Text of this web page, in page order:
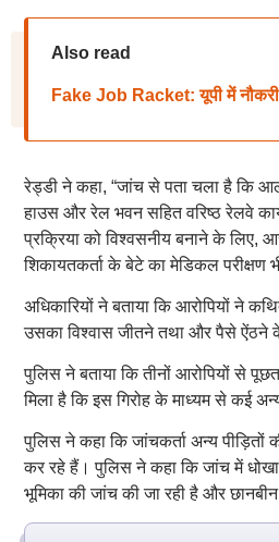
Also read
Fake Job Racket: यूपी में नौकरी
रेड्डी ने कहा, “जांच से पता चला है कि
हाउस और रेल भवन सहित वरिष्ठ रेलवे
प्रक्रिया को विश्वसनीय बनाने के लिए,
शिकायतकर्ता के बेटे का मेडिकल परीक्षण
अधिकारियों ने बताया कि आरोपियों ने
उसका विश्वास जीतने तथा और पैसे ऐंठने
पुलिस ने बताया कि तीनों आरोपियों से
मिला है कि इस गिरोह के माध्यम से कई
पुलिस ने कहा कि जांचकर्ता अन्य
कर रहे हैं। पुलिस ने कहा कि जांच में
भूमिका की जांच की जा रही है और छानबीन